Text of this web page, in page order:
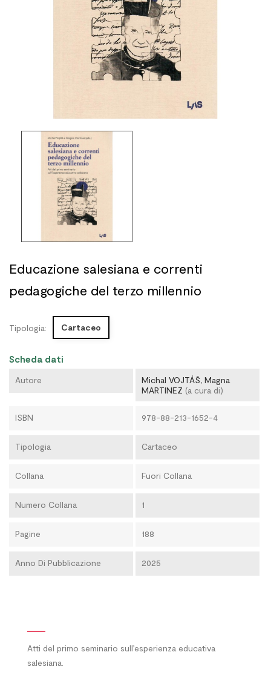
Educazione salesiana e correnti
pedagogiche del terzo millennio
Tipologia: Cartaceo
Scheda dati
Autore Michal VOJTÁŠ, Magna
MARTINEZ (a cura di)
ISBN 978-88-213-1652-4
Tipologia Cartaceo
Collana Fuori Collana
Numero Collana 1
Pagine 188
Anno Di Pubblicazione 2025
Atti del primo seminario sull’esperienza educativa
salesiana.